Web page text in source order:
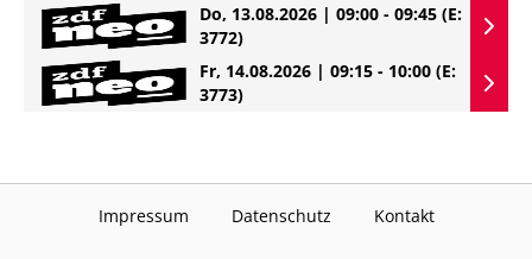
Do, 13.08.2026 | 09:00 - 09:45 (E:
3772)
Fr, 14.08.2026 | 09:15 - 10:00 (E:
3773)
Impressum Datenschutz Kontakt